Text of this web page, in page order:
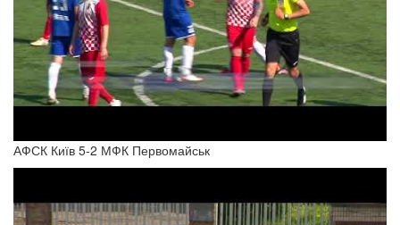
АФСК Київ 5-2 МФК Первомайськ